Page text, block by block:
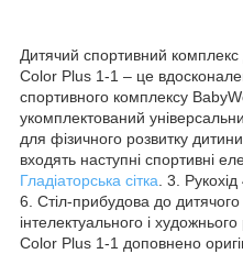
Дитячий спортивний
Color Plus 1-1 – це
спортивного комплексу
укомплектований
для фізичного розвитку
входять наступні спортивні
Гладіаторська сітка . 3.
6. Стіл-прибудова до
інтелектуального і
Color Plus 1-1 доповнено